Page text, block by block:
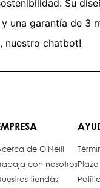
Su
una garantía de 3
nuestro chatbot!
de O'Neill
con nosotros
tiendas